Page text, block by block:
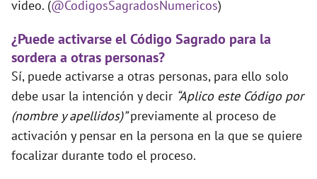
video. (@CodigosSagradosNumericos)
¿Puede activarse el Código Sagrado para la
sordera a otras personas?
Sí, puede activarse a otras personas, para ello solo
debe usar la intención y decir “Aplico este Código por
(nombre y apellidos)”previamente al proceso de
activación y pensar en la persona en la que se quiere
focalizar durante todo el proceso.